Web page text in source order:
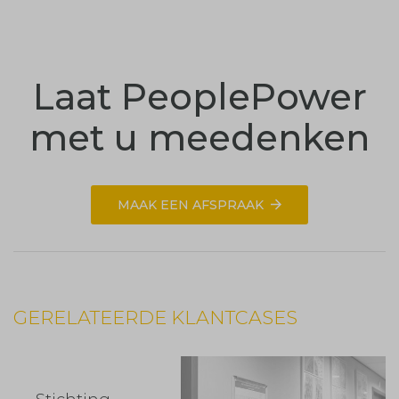
Laat PeoplePower
met u meedenken
MAAK EEN AFSPRAAK
GERELATEERDE KLANTCASES